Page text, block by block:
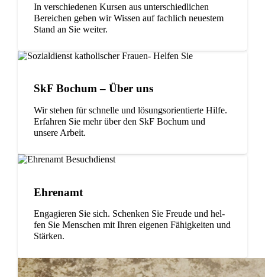
In ver­schie­de­nen Kur­sen aus unter­schied­li­chen
Berei­chen geben wir Wis­sen auf fach­lich neu­es­tem
Stand an Sie weiter.
SkF Bochum – Über uns
Wir ste­hen für schnelle und lösungs­ori­en­tierte Hilfe.
Erfah­ren Sie mehr über den SkF Bochum und
unsere Arbeit.
Ehren­amt
Enga­gie­ren Sie sich. Schen­ken Sie Freude und hel­
fen Sie Men­schen mit Ihren eige­nen Fähig­kei­ten und
Stärken.